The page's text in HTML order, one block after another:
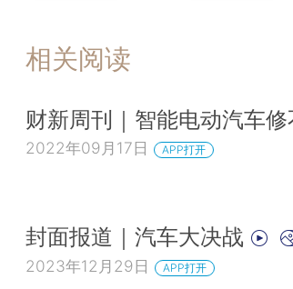
相关阅读
财新周刊｜智能电动汽车修
2022年09月17日 APP打开
封面报道｜汽车大决战
2023年12月29日 APP打开